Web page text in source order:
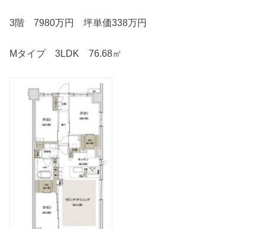
3階 7980万円 坪単価338万円
Mタイプ 3LDK 76.68㎡